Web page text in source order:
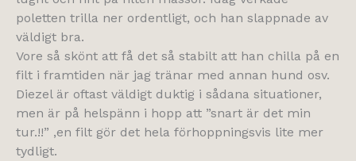
poletten trilla ner ordentligt, och han slappnade av
väldigt bra.
Vore så skönt att få det så stabilt att han chilla på en
filt i framtiden när jag tränar med annan hund osv.
Diezel är oftast väldigt duktig i sådana situationer,
men är på helspänn i hopp att ”snart är det min
tur.!!” ,en filt gör det hela förhoppningsvis lite mer
tydligt.